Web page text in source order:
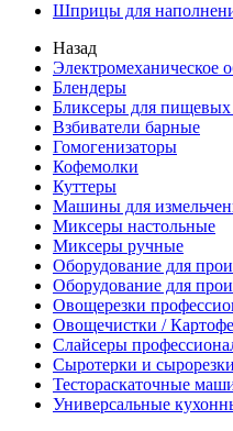
Шприцы для
Назад
Электромеханическое
Блендеры
Бликсеры для пищевых
Взбиватели барные
Гомогенизаторы
Кофемолки
Куттеры
Машины для
Миксеры настольные
Миксеры ручные
Оборудование для
Оборудование для
Овощерезки
Овощечистки /
Слайсеры
Сыротерки и сырорезки
Тестораскаточные
Универсальные